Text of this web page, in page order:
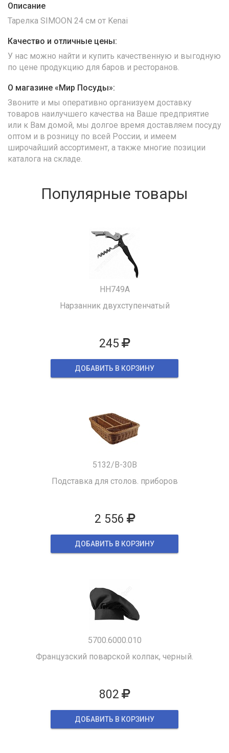
Описание
Тарелка SIMOON 24 см от Kenai
Качество и отличные цены:
У нас можно найти и купить качественную и выгодную
по цене продукцию для баров и ресторанов.
О магазине «Мир Посуды»:
Звоните и мы оперативно организуем доставку
товаров наилучшего качества на Ваше предприятие
или к Вам домой, мы долгое время доставляем посуду
оптом и в розницу по всей России, и имеем
широчайший ассортимент, а также многие позиции
каталога на складе.
Популярные товары
HH749A
Нарзанник двухступенчатый
245
ДОБАВИТЬ В КОРЗИНУ
5132/B-30B
Подставка для столов. приборов
2 556
ДОБАВИТЬ В КОРЗИНУ
5700.6000.010
Французский поварской колпак, черный.
802
ДОБАВИТЬ В КОРЗИНУ